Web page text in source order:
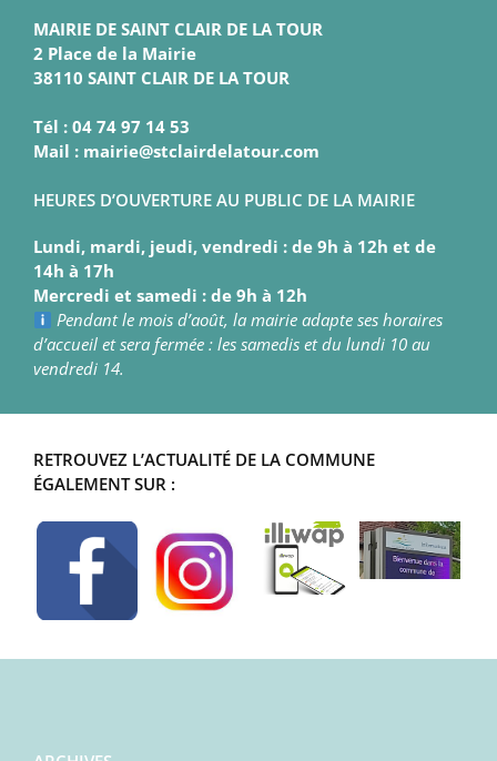
MAIRIE DE SAINT CLAIR DE LA TOUR
2 Place de la Mairie
38110 SAINT CLAIR DE LA TOUR
Tél : 04 74 97 14 53
Mail : mairie@stclairdelatour.com
HEURES D’OUVERTURE AU PUBLIC DE LA MAIRIE
Lundi, mardi, jeudi, vendredi : de 9h à 12h et de
14h à 17h
Mercredi et samedi : de 9h à 12h
Pendant le mois d’août, la mairie adapte ses horaires
d’accueil et sera fermée : les samedis et du lundi 10 au
vendredi 14.
RETROUVEZ L’ACTUALITÉ DE LA COMMUNE
ÉGALEMENT SUR :